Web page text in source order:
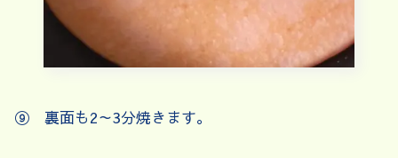
⑨ 裏面も2～3分焼きます。